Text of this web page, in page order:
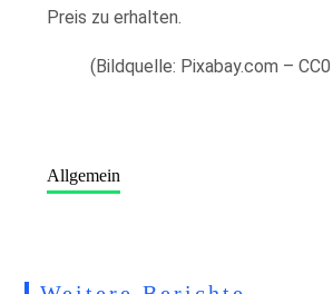
Preis zu erhalten.
(Bildquelle: Pixabay.com –
Allgemein